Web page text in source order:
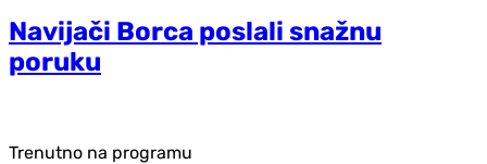
Navijači Borca poslali snažnu
poruku
Trenutno na programu